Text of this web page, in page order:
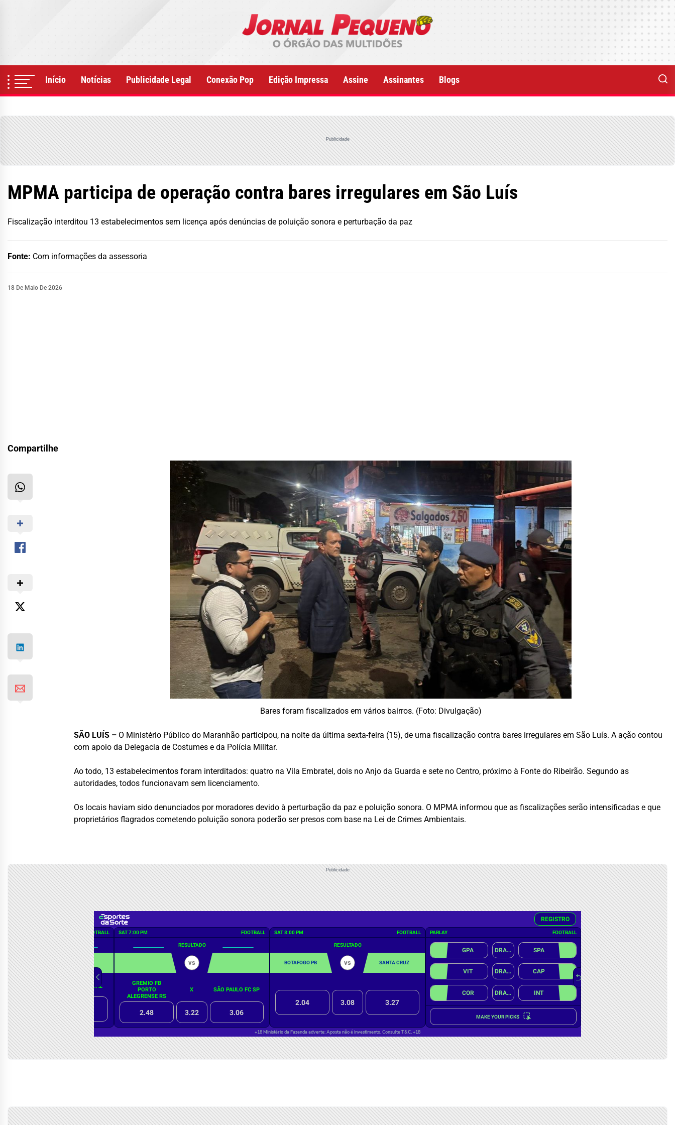
Início Notícias Publicidade Legal Conexão Pop Edição Impressa Assine Assinantes Blogs
Publicidade
MPMA participa de operação contra bares irregulares em São Luís
Fiscalização interditou 13 estabelecimentos sem licença após denúncias de poluição sonora e perturbação da paz
Fonte: Com informações da assessoria
18 De Maio De 2026
Compartilhe
Bares foram fiscalizados em vários bairros. (Foto: Divulgação)
SÃO LUÍS – O Ministério Público do Maranhão participou, na noite da última sexta-feira (15), de uma fiscalização contra bares irregulares em São Luís. A ação contou
com apoio da Delegacia de Costumes e da Polícia Militar.
Ao todo, 13 estabelecimentos foram interditados: quatro na Vila Embratel, dois no Anjo da Guarda e sete no Centro, próximo à Fonte do Ribeirão. Segundo as
autoridades, todos funcionavam sem licenciamento.
Os locais haviam sido denunciados por moradores devido à perturbação da paz e poluição sonora. O MPMA informou que as fiscalizações serão intensificadas e que
proprietários flagrados cometendo poluição sonora poderão ser presos com base na Lei de Crimes Ambientais.
Publicidade